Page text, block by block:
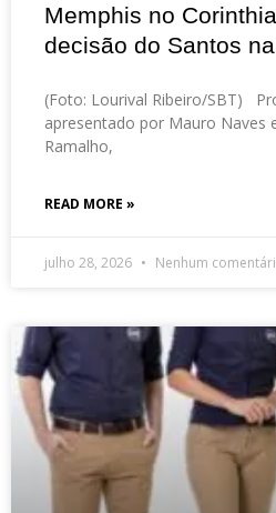
Memphis no
decisão do Santos
(Foto: Lourival Ribeiro/SBT)
apresentado por Mauro Naves
Ramalho,
READ MORE »
julho 28, 2026 Nenhum